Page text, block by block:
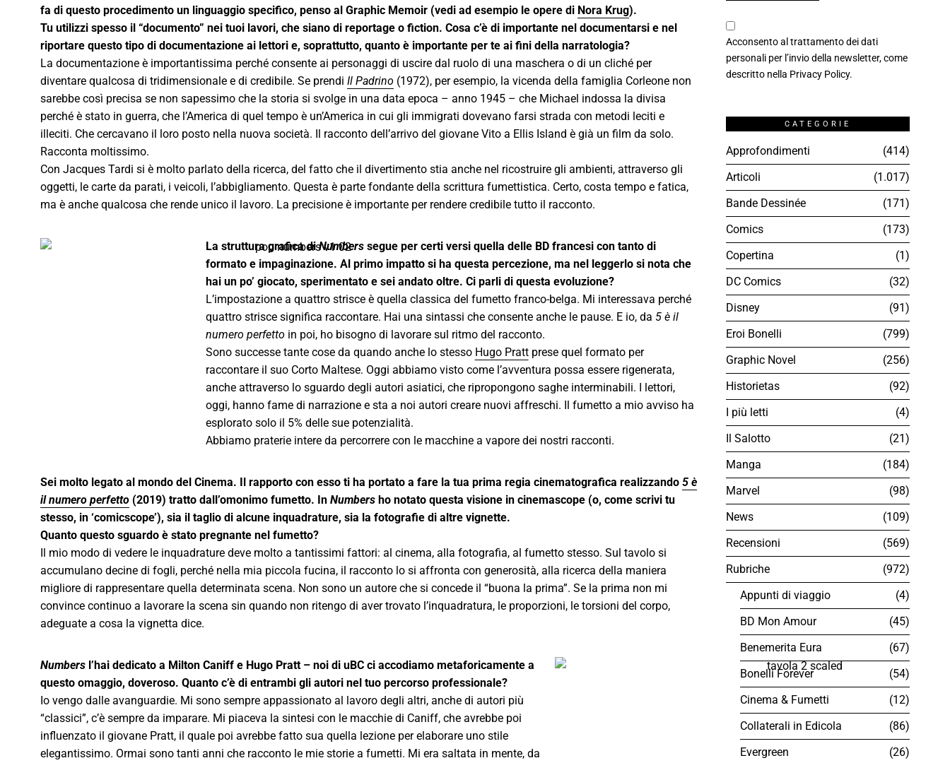
fa di questo procedimento un linguaggio specifico, penso al Graphic Memoir (vedi ad esempio le opere di Nora Krug).
Tu utilizzi spesso il “documento” nei tuoi lavori, che siano di reportage o fiction. Cosa c’è di importante nel documentarsi e nel
riportare questo tipo di documentazione ai lettori e, soprattutto, quanto è importante per te ai fini della narratologia?
La documentazione è importantissima perché consente ai personaggi di uscire dal ruolo di una maschera o di un cliché per
diventare qualcosa di tridimensionale e di credibile. Se prendi Il Padrino (1972), per esempio, la vicenda della famiglia Corleone non
sarebbe così precisa se non sapessimo che la storia si svolge in una data epoca – anno 1945 – che Michael indossa la divisa
perché è stato in guerra, che l’America di quel tempo è un’America in cui gli immigrati dovevano farsi strada con metodi leciti e
illeciti. Che cercavano il loro posto nella nuova società. Il racconto dell’arrivo del giovane Vito a Ellis Island è già un film da solo.
Racconta moltissimo.
Con Jacques Tardi si è molto parlato della ricerca, del fatto che il divertimento stia anche nel ricostruire gli ambienti, attraverso gli
oggetti, le carte da parati, i veicoli, l’abbigliamento. Questa è parte fondante della scrittura fumettistica. Certo, costa tempo e fatica,
ma è anche qualcosa che rende unico il lavoro. La precisione è importante per rendere credibile tutto il racconto.
La struttura grafica diNumberssegue per certi versi quella delle BD francesi con tanto di
formato e impaginazione. Al primo impatto si ha questa percezione, ma nel leggerlo si nota che
hai un po’ giocato, sperimentato e sei andato oltre. Ci parli di questa evoluzione?
L’impostazione a quattro strisce è quella classica del fumetto franco-belga. Mi interessava perché
quattro strisce significa raccontare. Hai una sintassi che consente anche le pause. E io, da 5 è il
numero perfetto in poi, ho bisogno di lavorare sul ritmo del racconto.
Sono successe tante cose da quando anche lo stesso Hugo Prattprese quel formato per
raccontare il suo Corto Maltese. Oggi abbiamo visto come l’avventura possa essere rigenerata,
anche attraverso lo sguardo degli autori asiatici, che ripropongono saghe interminabili. I lettori,
oggi, hanno fame di narrazione e sta a noi autori creare nuovi affreschi. Il fumetto a mio avviso ha
esplorato solo il 5% delle sue potenzialità.
Abbiamo praterie intere da percorrere con le macchine a vapore dei nostri racconti.
Sei molto legato al mondo del Cinema. Il rapporto con esso ti ha portato a fare la tua prima regia cinematografica realizzando 5 è
il numero perfetto (2019) tratto dall’omonimo fumetto. In Numbers ho notato questa visione in cinemascope (o, come scrivi tu
stesso, in ‘comicscope’), sia il taglio di alcune inquadrature, sia la fotografie di altre vignette.
Quanto questo sguardo è stato pregnante nel fumetto?
Il mio modo di vedere le inquadrature deve molto a tantissimi fattori: al cinema, alla fotografia, al fumetto stesso. Sul tavolo si
accumulano decine di fogli, perché nella mia piccola fucina, il racconto lo si affronta con generosità, alla ricerca della maniera
migliore di rappresentare quella determinata scena. Non sono un autore che si concede il “buona la prima”. Se la prima non mi
convince continuo a lavorare la scena sin quando non ritengo di aver trovato l’inquadratura, le proporzioni, le torsioni del corpo,
adeguate a cosa la vignetta dice.
Numbers l’hai dedicato a Milton Caniff e Hugo Pratt – noi di uBC ci accodiamo metaforicamente a
questo omaggio, doveroso. Quanto c’è di entrambi gli autori nel tuo percorso professionale?
Io vengo dalle avanguardie. Mi sono sempre appassionato al lavoro degli altri, anche di autori più
“classici”, c’è sempre da imparare. Mi piaceva la sintesi con le macchie di Caniff, che avrebbe poi
influenzato il giovane Pratt, il quale poi avrebbe fatto sua quella lezione per elaborare uno stile
elegantissimo. Ormai sono tanti anni che racconto le mie storie a fumetti. Mi era saltata in mente, da
Acconsento al trattamento dei dati
personali per l’invio della newsletter, come
descritto nella Privacy Policy.
CATEGORIE
Approfondimenti
414
Articoli
1.017
Bande Dessinée
171
Comics
173
Copertina
1
DC Comics
32
Disney
91
Eroi Bonelli
799
Graphic Novel
256
Historietas
92
I più letti
4
Il Salotto
21
Manga
184
Marvel
98
News
109
Recensioni
569
Rubriche
972
Appunti di viaggio
4
BD Mon Amour
45
Benemerita Eura
67
Bonelli Forever
54
Cinema & Fumetti
12
Collaterali in Edicola
86
Evergreen
26